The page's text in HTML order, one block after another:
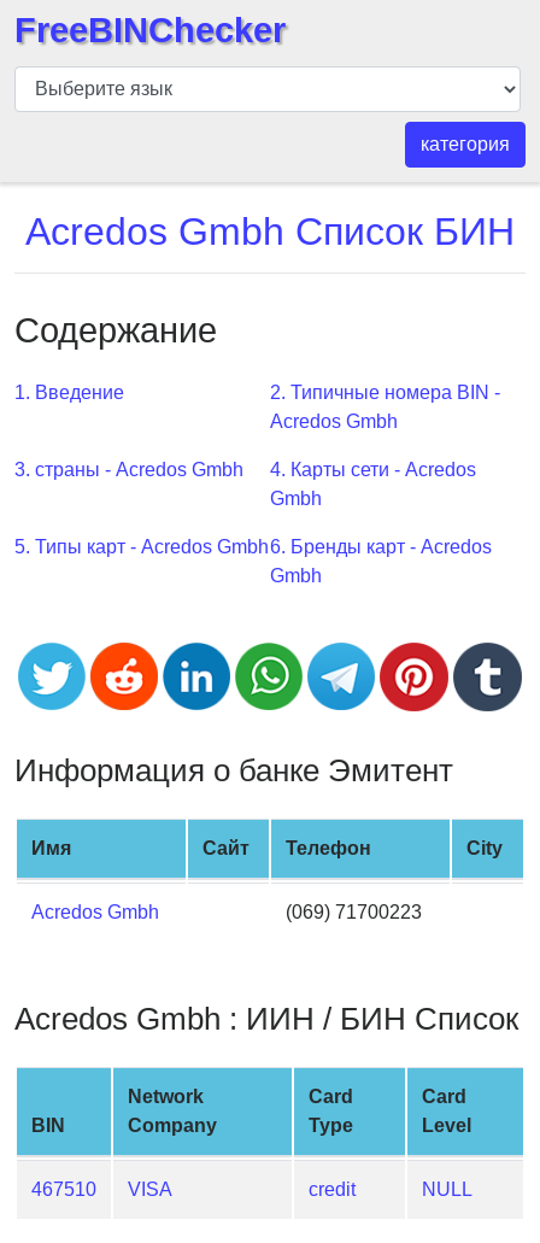
БИН
шашка
БИН
номер
БИН
API
BIN
Generator
v2
CC
Credit
Validator
Credit
Card
Generator
Random
Credit
Generate
Card
BIN
Card
FreeBINChecker
категория
Acredos Gmbh Список БИН
Содержание
1. Введение
2. Типичные номера BIN -
Acredos Gmbh
3. страны - Acredos Gmbh
4. Карты сети - Acredos
Gmbh
5. Типы карт - Acredos Gmbh6. Бренды карт - Acredos
Gmbh
Информация о банке Эмитент
Имя Сайт Телефон City
Acredos Gmbh (069) 71700223
Acredos Gmbh : ИИН / БИН Список
BIN
Network
Company
Card
Type
Card
Level
467510 VISA credit NULL